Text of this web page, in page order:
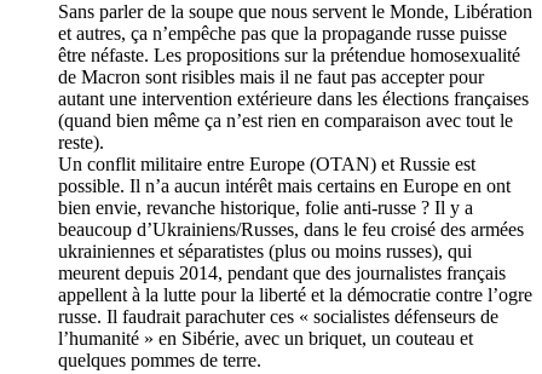
Sans parler de la soupe que nous servent le Monde, Libération
et autres, ça n’empêche pas que la propagande russe puisse
être néfaste. Les propositions sur la prétendue homosexualité
de Macron sont risibles mais il ne faut pas accepter pour
autant une intervention extérieure dans les élections françaises
(quand bien même ça n’est rien en comparaison avec tout le
reste).
Un conflit militaire entre Europe (OTAN) et Russie est
possible. Il n’a aucun intérêt mais certains en Europe en ont
bien envie, revanche historique, folie anti-russe ? Il y a
beaucoup d’Ukrainiens/Russes, dans le feu croisé des armées
ukrainiennes et séparatistes (plus ou moins russes), qui
meurent depuis 2014, pendant que des journalistes français
appellent à la lutte pour la liberté et la démocratie contre l’ogre
russe. Il faudrait parachuter ces « socialistes défenseurs de
l’humanité » en Sibérie, avec un briquet, un couteau et
quelques pommes de terre.